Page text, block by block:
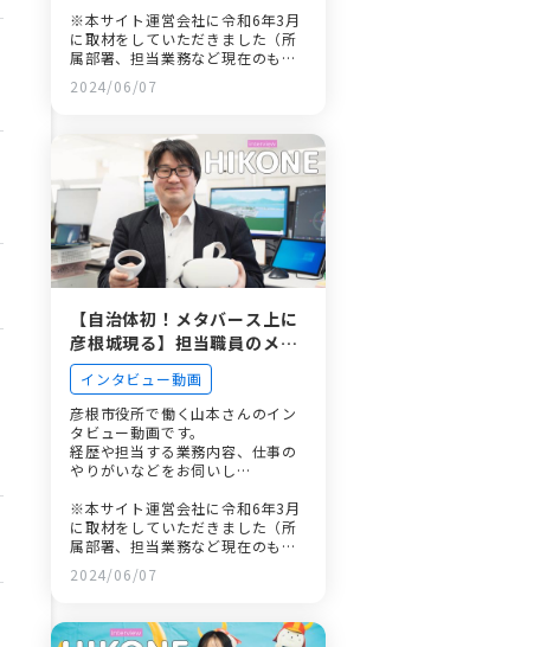
※本サイト運営会社に令和6年3月
に取材をしていただきました（所
属部署、担当業務など現在のもの
と異なっている場合がありま
す。）。
2024/06/07
【自治体初！メタバース上に
彦根城現る】担当職員のメタ
バースを通じた新たな挑戦
インタビュー動画
彦根市役所で働く山本さんのイン
タビュー動画です。
経歴や担当する業務内容、仕事の
やりがいなどをお伺いし…
※本サイト運営会社に令和6年3月
に取材をしていただきました（所
属部署、担当業務など現在のもの
と異なっている場合がありま
す。）。
2024/06/07